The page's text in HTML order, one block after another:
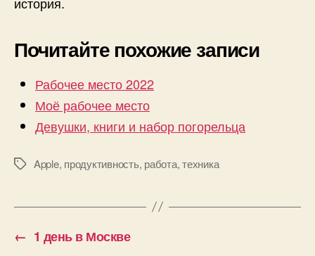
Почитайте похожие записи
Рабочее место 2022
Моё рабочее место
Девушки, книги и набор погорельца
МеткиApple, продуктивность, работа,техника
← 1 день в Москве